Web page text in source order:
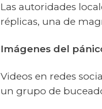
Las autoridades
réplicas, una de
Imágenes del
Videos en redes
un grupo de